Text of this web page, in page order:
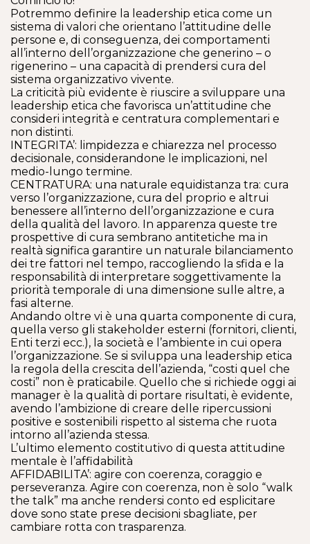
Potremmo definire la leadership etica come un
sistema di valori che orientano l’attitudine delle
persone e, di conseguenza, dei comportamenti
all’interno dell’organizzazione che generino – o
rigenerino – una capacità di prendersi cura del
sistema organizzativo vivente.
La criticità più evidente è riuscire a sviluppare una
leadership etica che favorisca un’attitudine che
consideri integrità e centratura complementari e
non distinti.
INTEGRITA’: limpidezza e chiarezza nel processo
decisionale, considerandone le implicazioni, nel
medio-lungo termine.
CENTRATURA: una naturale equidistanza tra: cura
verso l’organizzazione, cura del proprio e altrui
benessere all’interno dell’organizzazione e cura
della qualità del lavoro. In apparenza queste tre
prospettive di cura sembrano antitetiche ma in
realtà significa garantire un naturale bilanciamento
dei tre fattori nel tempo, raccogliendo la sfida e la
responsabilità di interpretare soggettivamente la
priorità temporale di una dimensione sulle altre, a
fasi alterne.
Andando oltre vi è una quarta componente di cura,
quella verso gli stakeholder esterni (fornitori, clienti,
Enti terzi ecc.), la società e l’ambiente in cui opera
l’organizzazione. Se si sviluppa una leadership etica
la regola della crescita dell’azienda, “costi quel che
costi” non è praticabile. Quello che si richiede oggi ai
manager è la qualità di portare risultati, è evidente,
avendo l’ambizione di creare delle ripercussioni
positive e sostenibili rispetto al sistema che ruota
intorno all’azienda stessa.
L’ultimo elemento costitutivo di questa attitudine
mentale è l’affidabilità
AFFIDABILITA’: agire con coerenza, coraggio e
perseveranza. Agire con coerenza, non è solo “walk
the talk” ma anche rendersi conto ed esplicitare
dove sono state prese decisioni sbagliate, per
cambiare rotta con trasparenza.